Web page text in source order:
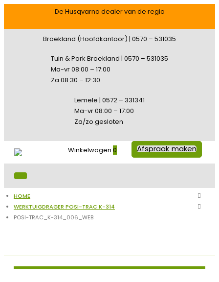
De Husqvarna dealer van de regio
Broekland (Hoofdkantoor) | 0570 – 531035
Tuin & Park Broekland | 0570 – 531035
Ma-vr 08:00 – 17:00
Za 08:30 – 12:30
Lemele | 0572 – 331341
Ma-vr 08:00 – 17:00
Za/zo gesloten
Winkelwagen 0 Afspraak maken
HOME
WERKTUIGDRAGER POSI-TRAC K-314
POSI-TRAC_K-314_006_WEB